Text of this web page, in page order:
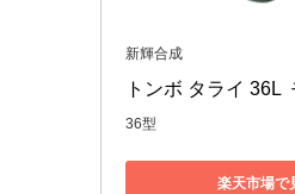
新輝合成
トンボ タライ 36L
36型
楽天市場で